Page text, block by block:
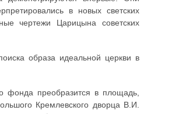
в новых светских
чертежи Царицына советских
образа идеальной церкви в
фонда преобразится в площадь,
Кремлевского дворца В.И.